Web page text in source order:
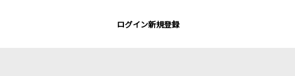
ログイン新規登録